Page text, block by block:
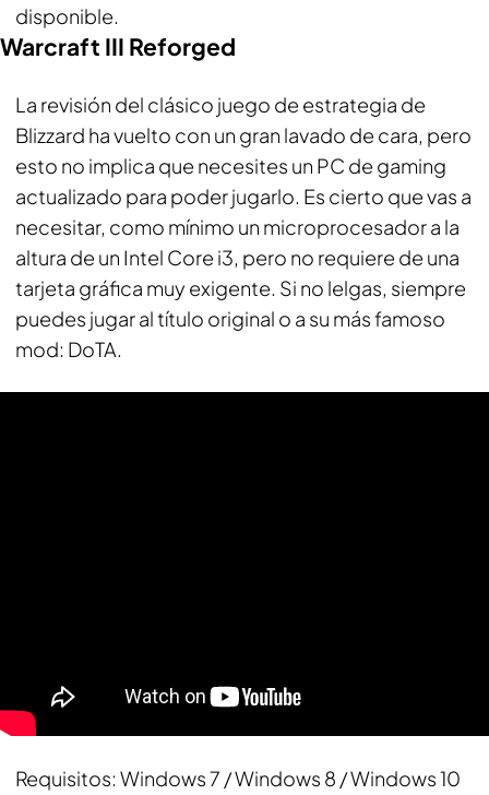
disponible.
Warcraft III Reforged
La revisión del clásico juego de estrategia de
Blizzard ha vuelto con un gran lavado de cara, pero
esto no implica que necesites un PC de gaming
actualizado para poder jugarlo. Es cierto que vas a
necesitar, como mínimo un microprocesador a la
altura de un Intel Core i3, pero no requiere de una
tarjeta gráfica muy exigente. Si no lelgas, siempre
puedes jugar al título original o a su más famoso
mod: DoTA.
Requisitos: Windows 7 / Windows 8 / Windows 10